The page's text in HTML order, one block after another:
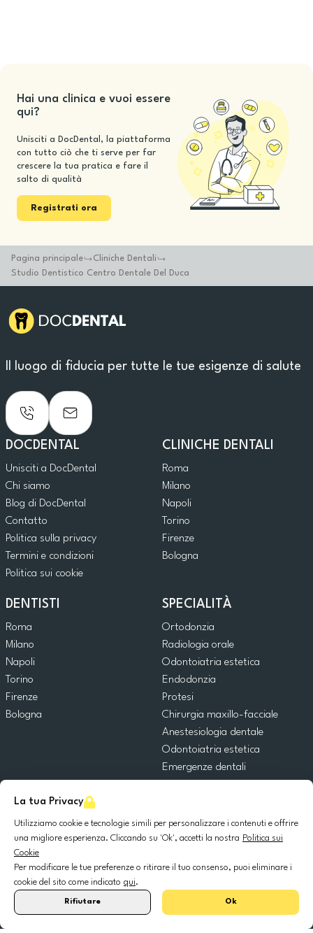
La tua Privacy
Utilizziamo cookie e tecnologie simili per personalizzare i contenuti e offrire
una migliore esperienza. Cliccando su 'Ok', accetti la nostra Politica sui
Cookie
Per modificare le tue preferenze o ritirare il tuo consenso, puoi eliminare i
cookie del sito come indicato qui.
Rifiutare Ok
Hai una clinica e vuoi essere
qui?
Unisciti a DocDental, la piattaforma
con tutto ciò che ti serve per far
crescere la tua pratica e fare il
salto di qualità
Registrati ora
Pagina principale
Cliniche Dentali
Studio Dentistico Centro Dentale Del Duca
Il luogo di fiducia per tutte le tue esigenze di salute
DOCDENTAL
Unisciti a DocDental
Chi siamo
Blog di DocDental
Contatto
Politica sulla privacy
Termini e condizioni
Politica sui cookie
CLINICHE DENTALI
Roma
Milano
Napoli
Torino
Firenze
Bologna
DENTISTI
Roma
Milano
Napoli
Torino
Firenze
Bologna
SPECIALITÀ
Ortodonzia
Radiologia orale
Odontoiatria estetica
Endodonzia
Protesi
Chirurgia maxillo-facciale
Anestesiologia dentale
Odontoiatria estetica
Emergenze dentali
Chirurgia orale
Implantologia dentale
© 2025 DocDental. Tutti i diritti riservati.
United
España Polska